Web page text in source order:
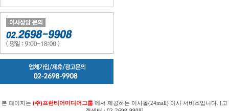
본 페이지는 (주)프런티어미디어그룹 에서 제공하는 이사몰(24mall) 이사 서비스입니다. [고